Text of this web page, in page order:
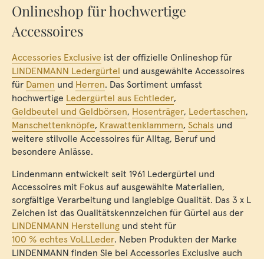
Onlineshop für hochwertige
Accessoires
Accessories Exclusive ist der offizielle Onlineshop für
LINDENMANN Ledergürtel und ausgewählte Accessoires
für Damen und Herren. Das Sortiment umfasst
hochwertige Ledergürtel aus Echtleder,
Geldbeutel und Geldbörsen, Hosenträger, Ledertaschen,
Manschettenknöpfe, Krawattenklammern, Schals und
weitere stilvolle Accessoires für Alltag, Beruf und
besondere Anlässe.
Lindenmann entwickelt seit 1961 Ledergürtel und
Accessoires mit Fokus auf ausgewählte Materialien,
sorgfältige Verarbeitung und langlebige Qualität. Das 3 x L
Zeichen ist das Qualitätskennzeichen für Gürtel aus der
LINDENMANN Herstellung und steht für
100 % echtes VoLLLeder. Neben Produkten der Marke
LINDENMANN finden Sie bei Accessories Exclusive auch